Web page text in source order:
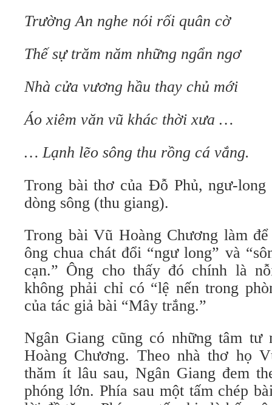
Trường An nghe nói rối quân cờ
Thế sự trăm năm những ngẩn ngơ
Nhà cửa vương hầu thay chủ mới
Áo xiêm văn vũ khác thời xưa …
… Lạnh lẽo sông thu rồng cá vắng.
Trong bài thơ của Đỗ Phủ, ngư-
dòng sông (thu giang).
Trong bài Vũ Hoàng Chương làm
ông chua chát đổi “ngư long” và
cạn.” Ông cho thấy đó chính là
không phải chỉ có “lệ nến trong
của tác giả bài “Mây trắng.”
Ngân Giang cũng có những tâm
Hoàng Chương. Theo nhà thơ họ
thăm ít lâu sau, Ngân Giang đem
phóng lớn. Phía sau một tấm chép